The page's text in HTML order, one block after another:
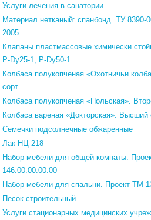
Услуги лечения в санатории
Материал нетканый: спанбонд. ТУ 8390-
2005
Клапаны пластмассовые химически
P-Dy25-1, Р-Dy50-1
Колбаса полукопченая «Охотничьи
сорт
Колбаса полукопченая «Польская».
Колбаса вареная «Докторская». Высший
Семечки подсолнечные обжаренные
Лак НЦ-218
Набор мебели для общей комнаты.
146.00.00.00.00
Набор мебели для спальни. Проект ТМ
Песок строительный
Услуги стационарных медицинских